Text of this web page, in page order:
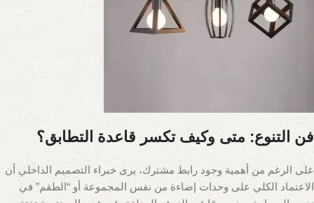
فن التنوع: متى وكيف تكسر قاعدة التطابق؟
على الرغم من أهمية وجود رابط مشترك، يرى خبراء التصميم الداخلي أن
الاعتماد الكلي على وحدات إضاءة من نفس المجموعة أو “الطقم” في